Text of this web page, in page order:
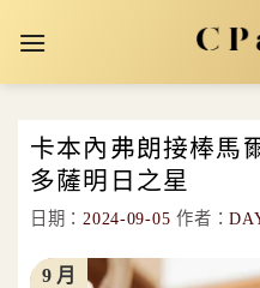
卡本內弗朗接棒馬
多薩明日之星
日期：2024-09-05 作者：
9 月